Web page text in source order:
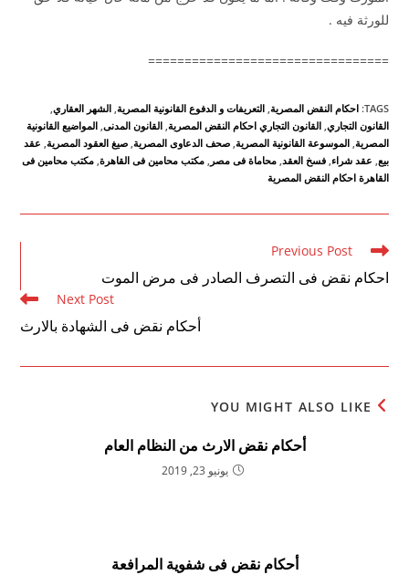
للورثة فيه .
=================================
TAGS
:احكام النقض المصرية, التعريفات و الدفوع القانونية المصرية, الشهر العقاري,
القانون التجاري, القانون التجاري احكام النقض المصرية, القانون المدنى, المواضيع القانونية
المصرية, الموسوعة القانونية المصرية, صحف الدعاوى المصرية, صيغ العقود المصرية, عقد
بيع, عقد شراء, فسخ العقد, محاماة فى مصر , مكتب محامين فى القاهرة, مكتب محامين فى
القاهرة احكام النقض المصرية
Read
more
articles
Previous Post
احكام نقض فى التصرف الصادر فى مرض الموت
Next Post
أحكام نقض فى الشهادة بالارث
YOU MIGHT ALSO LIKE
أحكام نقض الارث من النظام العام
يونيو 23, 2019
أحكام نقض فى شفوية المرافعة